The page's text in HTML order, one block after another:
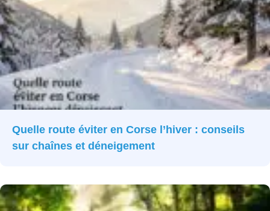
Quelle route éviter en Corse l’hiver : conseils
sur chaînes et déneigement